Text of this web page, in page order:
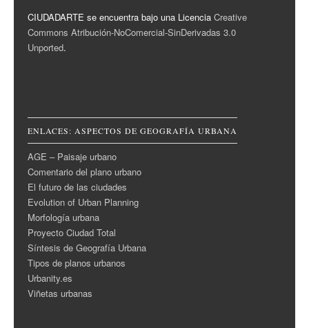
CIUDADARTE se encuentra bajo una Licencia Creative
Commons Atribución-NoComercial-SinDerivadas 3.0
Unported.
ENLACES: ASPECTOS DE GEOGRAFÍA URBANA
AGE – Paisaje urbano
Comentario del plano urbano
El futuro de las ciudades
Evolution of Urban Planning
Morfología urbana
Proyecto Ciudad Total
Síntesis de Geografía Urbana
Tipos de planos urbanos
Urbanity.es
Viñetas urbanas